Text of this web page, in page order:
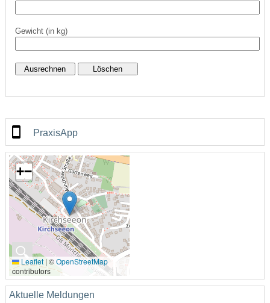
Gewicht (in kg)
PraxisApp
🔍
+−
Leaflet | ©OpenStreetMap
contributors
Aktuelle Meldungen